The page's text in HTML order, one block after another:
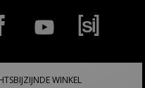
WINKEL